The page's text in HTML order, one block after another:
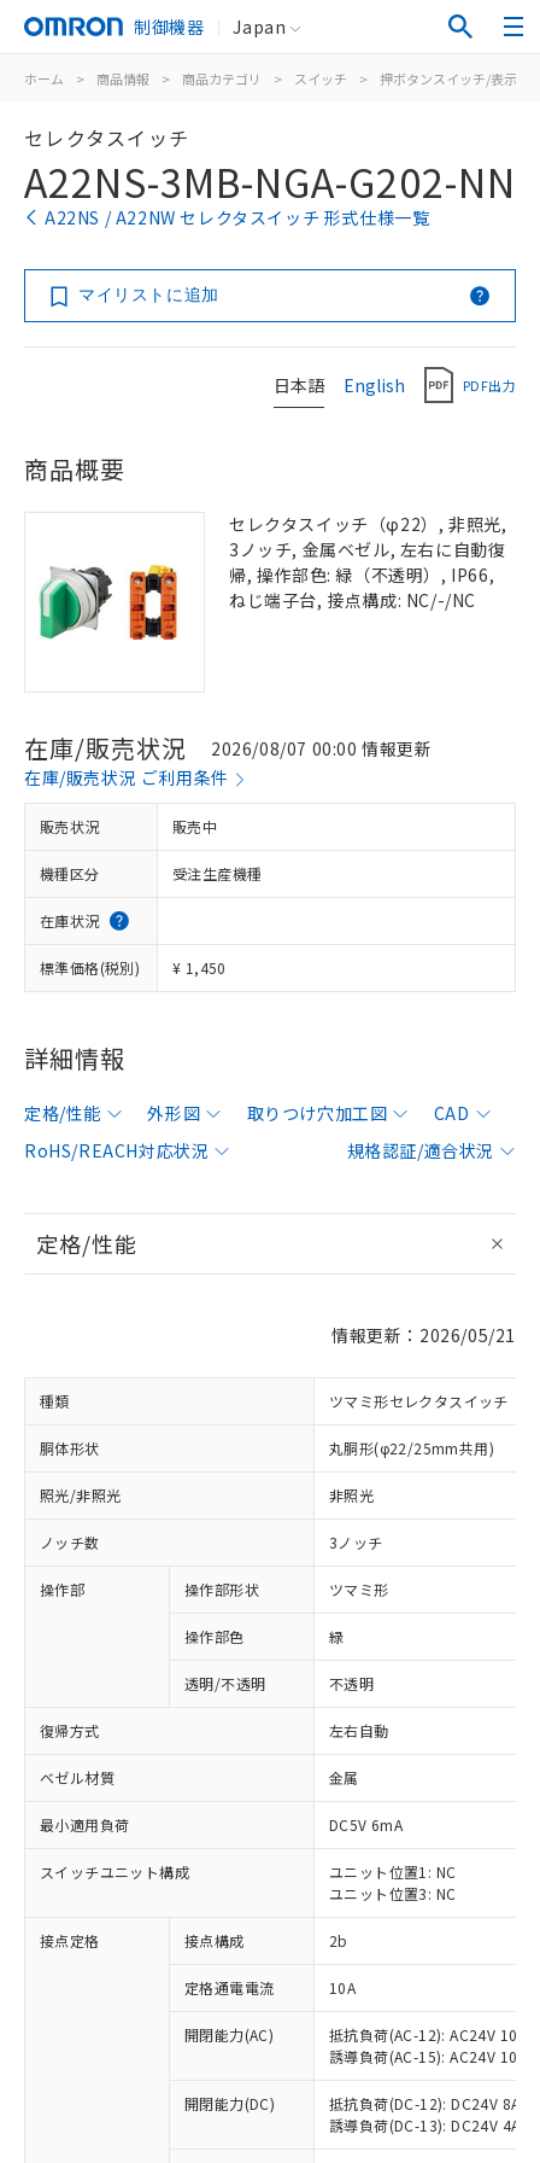
制御機器 Japan
ホーム > 商品情報 > 商品カテゴリ > スイッチ > 押ボタンスイッチ/表示灯
セレクタスイッチ
A22NS-3MB-NGA-G202-NN
A22NS / A22NW セレクタスイッチ 形式仕様一覧
マイリストに追加
日本語 English PDF出力
商品概要
セレクタスイッチ（φ22）, 非照光,
3ノッチ, 金属ベゼル, 左右に自動復
帰, 操作部色: 緑（不透明）, IP66,
ねじ端子台, 接点構成: NC/-/NC
在庫/販売状況
2026/08/07 00:00 情報更新
在庫/販売状況 ご利用条件
販売状況 販売中
機種区分 受注生産機種
在庫状況
標準価格(税別) ¥ 1,450
詳細情報
定格/性能 外形図 取りつけ穴加工図
CAD
RoHS/REACH対応状況
規格認証/適合状況
定格/性能
情報更新：2026/05/21
種類 ツマミ形セレクタスイッチ
胴体形状 丸胴形(φ22/25mm共用)
照光/非照光 非照光
ノッチ数 3ノッチ
操作部 操作部形状 ツマミ形
操作部色 緑
透明/不透明 不透明
復帰方式 左右自動
ベゼル材質 金属
最小適用負荷 DC5V 6mA
スイッチユニット構成
ユニット位置1: NC
ユニット位置3: NC
接点定格 接点構成 2b
定格通電電流 10A
開閉能力(AC)
抵抗負荷(AC-12): AC24V 10A/
誘導負荷(AC-15): AC24V
開閉能力(DC)
抵抗負荷(DC-12): DC24V 8A/
誘導負荷(DC-13): DC24V 4A/
※1 対応状況
対応済み：EU RoHS指令（10物質）の
非含有に対応した製品が提供可能な商品で
対応予定：EU RoHS指令（10物質）の非含
有に対応した製品に切り替える予定のある